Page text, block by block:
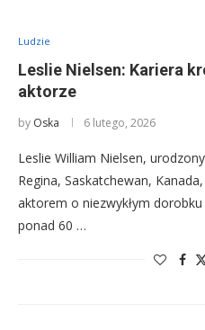
Ludzie
Leslie Nielsen: Kariera
aktorze
by Oska 6 lutego, 2026
Leslie William Nielsen,
Regina, Saskatchewan,
aktorem o niezwykłym
ponad 60 …